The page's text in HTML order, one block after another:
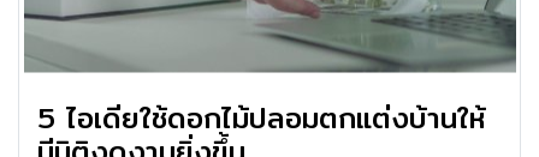
5 ไอเดียใช้ดอกไม้ปลอมตกแต่งบ้านให้